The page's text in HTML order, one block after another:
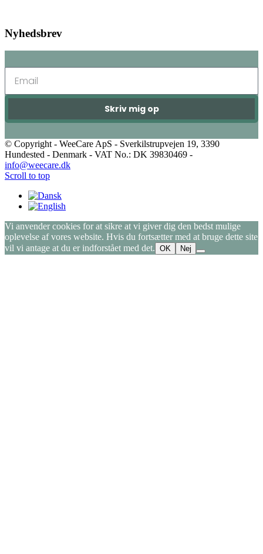
Nyhedsbrev
Skriv mig op
© Copyright - WeeCare ApS - Sverkilstrupvejen 19, 3390
Hundested - Denmark - VAT No.: DK 39830469 -
info@weecare.dk
Scroll to top
Vi anvender cookies for at sikre at vi giver dig den bedst mulige
oplevelse af vores website. Hvis du fortsætter med at bruge dette site
vil vi antage at du er indforstået med det. OK Nej